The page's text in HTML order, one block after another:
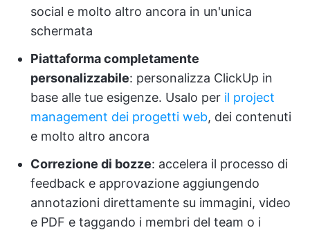
social e molto altro ancora in un'unica
schermata
Piattaforma completamente
personalizzabile: personalizza ClickUp in
base alle tue esigenze. Usalo per il project
management dei progetti web, dei contenuti
e molto altro ancora
Correzione di bozze: accelera il processo di
feedback e approvazione aggiungendo
annotazioni direttamente su immagini, video
e PDF e taggando i membri del team o i